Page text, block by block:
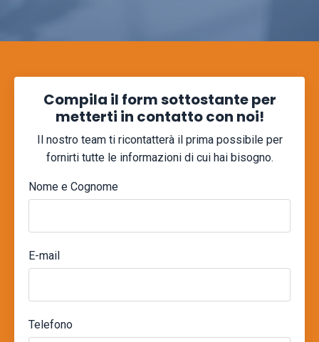
Compila il form sottostante per
metterti in contatto con noi!
Il nostro team ti ricontatterà il prima possibile per
fornirti tutte le informazioni di cui hai bisogno.
Nome e Cognome
E-mail
Telefono